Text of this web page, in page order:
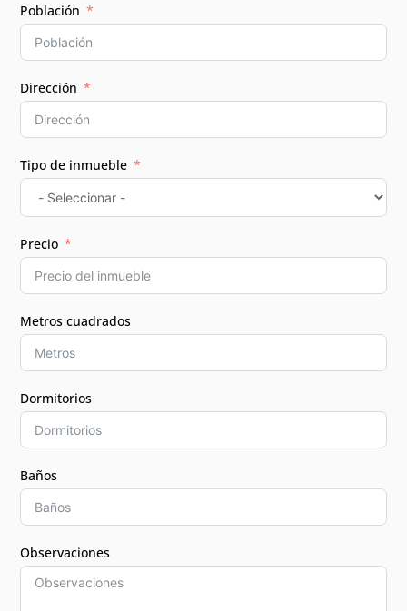
Población
Dirección
Tipo de inmueble
Precio
Metros cuadrados
Dormitorios
Baños
Observaciones